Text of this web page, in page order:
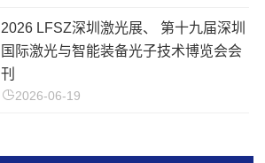
​2026 LFSZ深圳激光展、 第十九届深圳
国际激光与智能装备光子技术博览会会
刊
2026-06-19